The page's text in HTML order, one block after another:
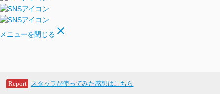
メニューを閉じる close
Report スタッフが使ってみた感想はこちら